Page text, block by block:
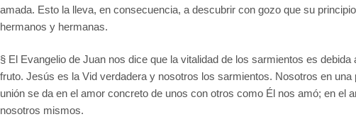
amada. Esto la lleva, en consecuencia, a descubrir con gozo que su
hermanos y hermanas.
§ El Evangelio de Juan nos dice que la vitalidad de los sarmientos es
fruto. Jesús es la Vid verdadera y nosotros los sarmientos. Nosotros en
unión se da en el amor concreto de unos con otros como Él nos amó; en el
nosotros mismos.